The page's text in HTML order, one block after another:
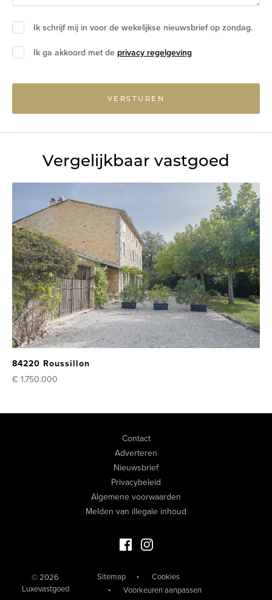
Ik schrijf mij in voor de wekelijkse nieuwsbrief op zondag.
Ik ga akkoord met de privacy regelgeving
VERSTUREN
Vergelijkbaar vastgoed
84220 Roussillon
€ 1.750.000
Contact
Adverteren
Nieuwsbrief
Privacybeleid
Algemene voorwaarden
Melden van illegale inhoud
Facebook Luxevastgoed
Instagram Luxevastgoed
© 2026
Luxevastgoed
Sitemap
Cookies
Voorkeuren aanpassen